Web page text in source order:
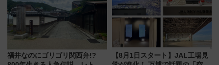
福井なのにゴリゴリ関西弁!?
【8月1日スタート】JAL工場見